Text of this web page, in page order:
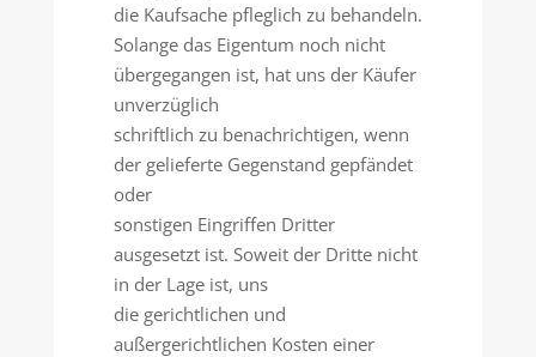
die Kaufsache pfleglich zu behandeln.
Solange das Eigentum noch nicht
übergegangen ist, hat uns der Käufer
unverzüglich
schriftlich zu benachrichtigen, wenn
der gelieferte Gegenstand gepfändet
oder
sonstigen Eingriffen Dritter
ausgesetzt ist. Soweit der Dritte nicht
in der Lage ist, uns
die gerichtlichen und
außergerichtlichen Kosten einer